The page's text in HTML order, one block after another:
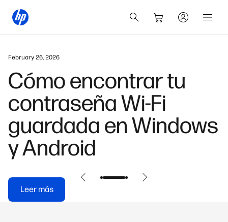
February 26, 2026
Cómo encontrar tu
contraseña Wi-Fi
guardada en Windows
y Android
Leer más